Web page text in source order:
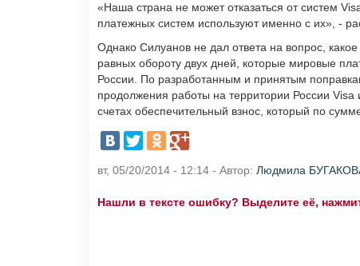
«Наша страна не может отказаться от систем
платежных систем используют именно с их», -
Однако Силуанов не дал ответа на вопрос,
равных обороту двух дней, которые мировые
России. По разработанным и принятым
продолжения работы на территории России
счетах обеспечительный взнос, который по
вт, 05/20/2014 - 12:14 - Автор: Людмила
Нашли в тексте ошибку? Выделите её,